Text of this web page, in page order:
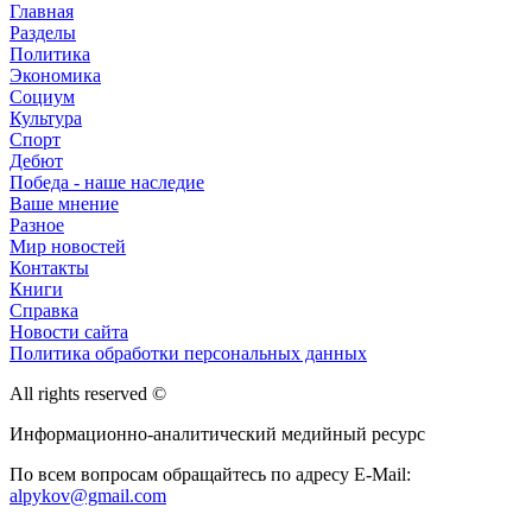
Главная
Разделы
Политика
Экономика
Социум
Культура
Спорт
Дебют
Победа - наше наследие
Ваше мнение
Разное
Мир новостей
Контакты
Книги
Справка
Новости сайта
Политика обработки персональных данных
All rights reserved ©
Информационно-аналитический медийный ресурс
По всем вопросам обращайтесь по адресу E-Mail:
alpykov@gmail.com